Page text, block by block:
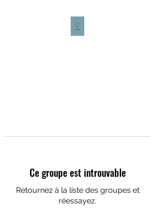
Ce groupe est introuvable
Retournez à la liste des groupes et
réessayez.